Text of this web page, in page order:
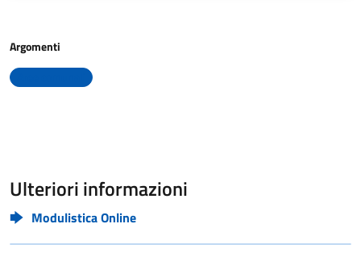
Argomenti
Ulteriori informazioni
Modulistica Online